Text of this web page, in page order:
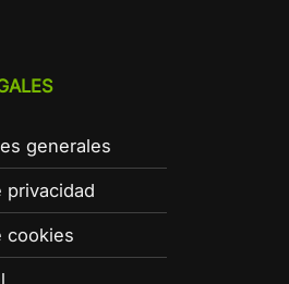
generales
privacidad
cookies